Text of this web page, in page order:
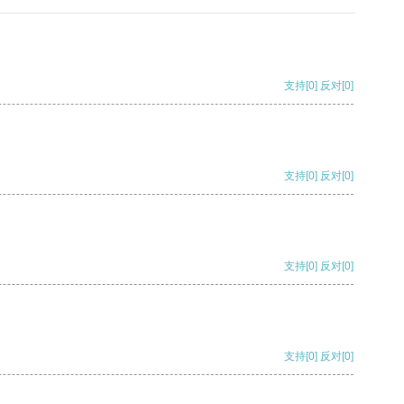
支持[0] 反对[0]
支持[0] 反对[0]
支持[0] 反对[0]
支持[0] 反对[0]